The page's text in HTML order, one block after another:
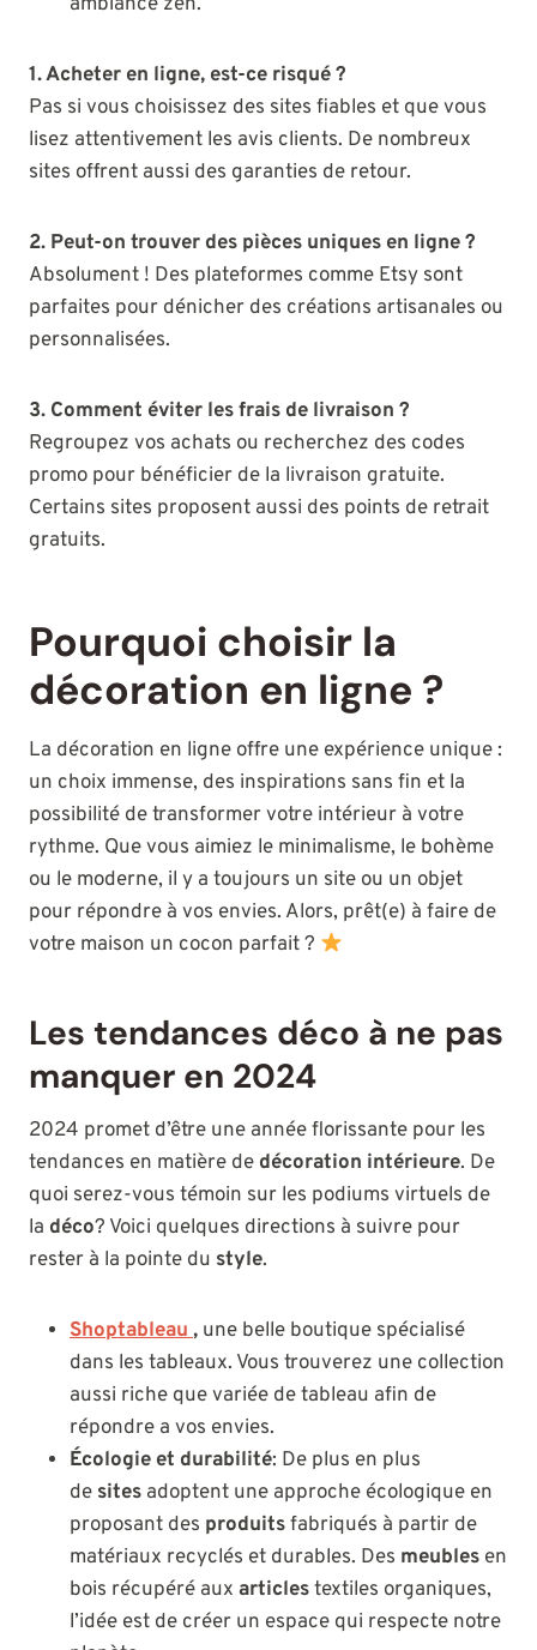
1. Acheter en ligne, est-ce risqué ?
Pas si vous choisissez des sites fiables et que vous
lisez attentivement les avis clients. De nombreux
sites offrent aussi des garanties de retour.
2. Peut-on trouver des pièces uniques en ligne ?
Absolument ! Des plateformes comme Etsy sont
parfaites pour dénicher des créations artisanales ou
personnalisées.
3. Comment éviter les frais de livraison ?
Regroupez vos achats ou recherchez des codes
promo pour bénéficier de la livraison gratuite.
Certains sites proposent aussi des points de retrait
gratuits.
Pourquoi choisir la
décoration en ligne ?
La décoration en ligne offre une expérience unique :
un choix immense, des inspirations sans fin et la
possibilité de transformer votre intérieur à votre
rythme. Que vous aimiez le minimalisme, le bohème
ou le moderne, il y a toujours un site ou un objet
pour répondre à vos envies. Alors, prêt(e) à faire de
votre maison un cocon parfait ?
Les tendances déco à ne pas
manquer en 2024
2024 promet d’être une année florissante pour les
tendances en matière de décoration intérieure. De
quoi serez-vous témoin sur les podiums virtuels de
la déco? Voici quelques directions à suivre pour
rester à la pointe du style.
Shoptableau, une belle boutique spécialisé
dans les tableaux. Vous trouverez une collection
aussi riche que variée de tableau afin de
répondre a vos envies.
Écologie et durabilité: De plus en plus
de sites adoptent une approche écologique en
proposant des produitsfabriqués à partir de
matériaux recyclés et durables. Des meubles en
bois récupéré aux articlestextiles organiques,
l’idée est de créer un espace qui respecte notre